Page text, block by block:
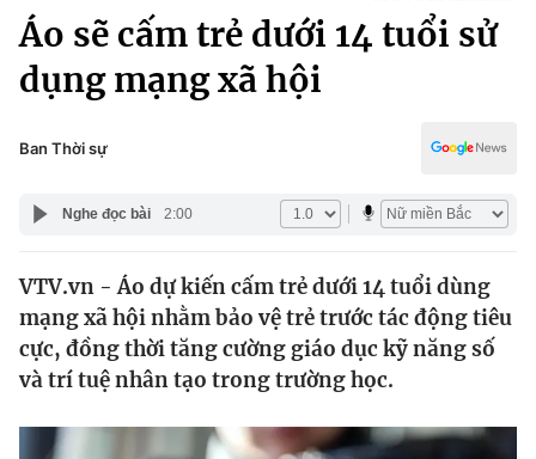
Chính trị
Thế giới
Tin tức
Kinh tế
Tài chính
Thể thao
Văn hóa - Giải trí
Đời sống
Giáo dục
Áo sẽ cấm trẻ dưới 14 tuổi sử
dụng mạng xã hội
Ban Thời sự
Nghe đọc bài 2:00
VTV.vn - Áo dự kiến cấm trẻ dưới 14 tuổi dùng
mạng xã hội nhằm bảo vệ trẻ trước tác động tiêu
cực, đồng thời tăng cường giáo dục kỹ năng số
và trí tuệ nhân tạo trong trường học.